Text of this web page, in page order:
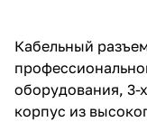
Кабельный
оборудования, 3-
корпус из